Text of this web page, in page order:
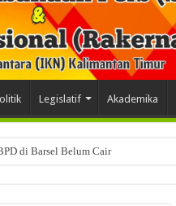
Legislatif Akademika
di Barsel Belum Cair